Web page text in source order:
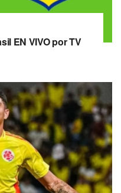
EN VIVO por TV